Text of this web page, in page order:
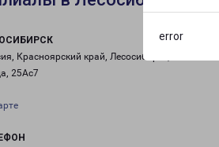
error
Красноярский край, Лесосибирск, Енисейская
25Ас7